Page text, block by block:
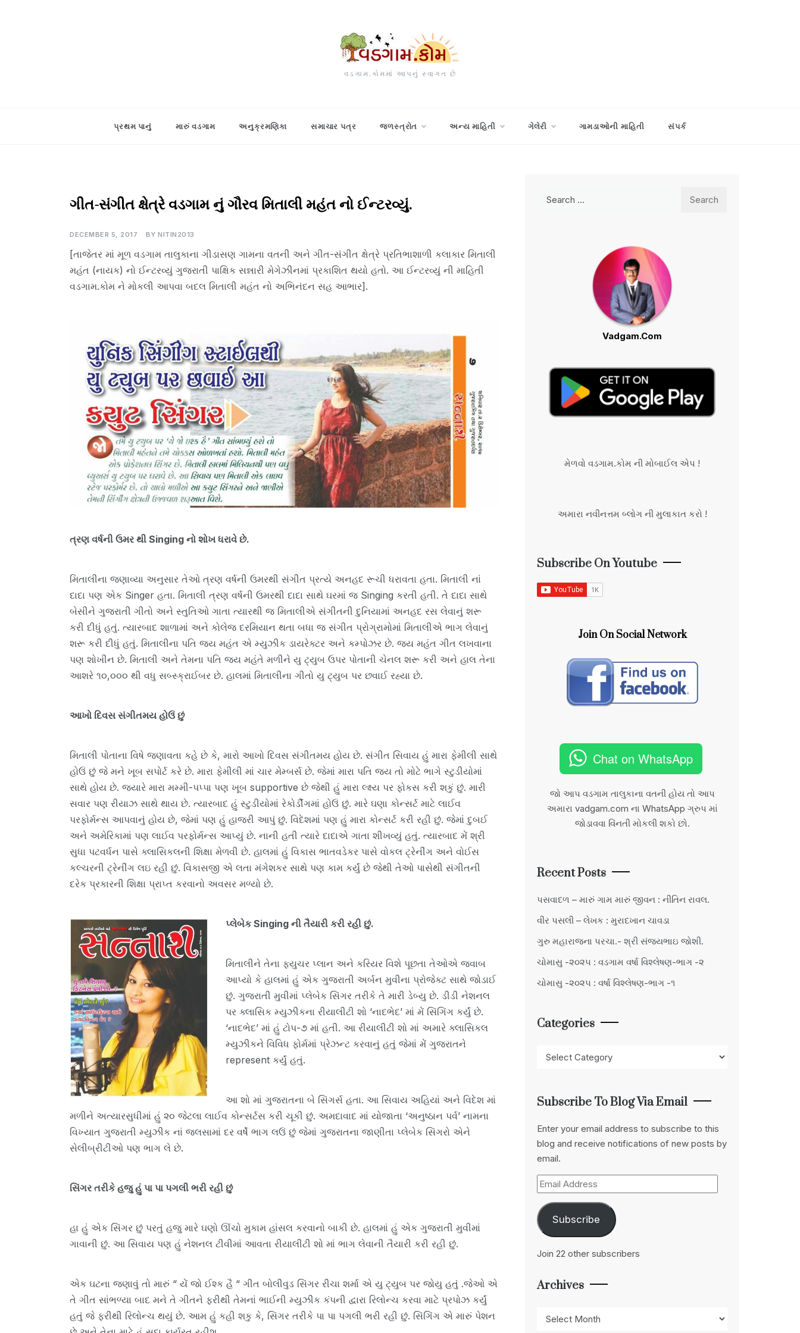
વડગામ.કોમમાં આપનું સ્વાગત છે
પ્રથમ પાનું મારું વડગામ અનુક્રમણિકા સમાચાર પત્ર જળસ્ત્રોત અન્ય માહિતી ગેલેરી ગામડાઓની માહિતી સંપર્ક
વિશેષ
ગીત-સંગીત ક્ષેત્રે વડગામ નું ગૌરવ મિતાલી મહંત નો ઈન્ટરવ્યું.
DECEMBER 5, 2017 BY NITIN2013
[તાજેતર માં મૂળ વડગામ તાલુકાના ગીડાસણ ગામના વતની અને ગીત-સંગીત ક્ષેત્રે પ્રતિભાશાળી કલાકાર મિતાલી
મહંત (નાયક) નો ઈન્ટરવ્યું ગુજરાતી પાક્ષિક સન્નારી મેગેઝીનમાં પ્રકાશિત થયો હતો. આ ઈન્ટરવ્યું ની માહિતી
વડગામ.કોમ ને મોકલી આપવા બદલ મિતાલી મહંત નો અભિનંદન સહ આભાર].
ત્રણ વર્ષની ઉમર થી Singing નો શોખ ધરાવે છે.
મિતાલીના જણાવ્યા અનુસાર તેઓ ત્રણ વર્ષની ઉમરથી સંગીત પ્રત્યે અનહદ રૂચી ધરાવતા હતા. મિતાલી નાં
દાદા પણ એક Singer હતા. મિતાલી ત્રણ વર્ષની ઉમરથી દાદા સાથે ઘરમાં જ Singing કરતી હતી. તે દાદા સાથે
બેસીને ગુજરાતી ગીતો અને સ્તુતિઓ ગાતા ત્યારથી જ મિતાલીએ સંગીતની દુનિયામાં અનહદ રસ લેવાનું શરૂ
કરી દીધું હતું. ત્યારબાદ શાળામાં અને કોલેજ દરમિયાન થતા બધા જ સંગીત પ્રોગ્રામોમાં મિતાલીએ ભાગ લેવાનું
શરૂ કરી દીધું હતું. મિતાલીના પતિ જય મહંત એ મ્યુઝીક ડાયરેક્ટર અને કમ્પોઝર છે. જય મહંત ગીત લખવાના
પણ શોખીન છે. મિતાલી અને તેમના પતિ જય મહંતે મળીને યુ ટ્યુબ ઉપર પોતાની ચેનલ શરૂ કરી અને હાલ તેના
આશરે ૧૦,૦૦૦ થી વધુ સબ્સ્ક્રાઈબર છે. હાલમાં મિતાલીના ગીતો યુ ટ્યુબ પર છવાઈ રહ્યા છે.
આખો દિવસ સંગીતમય હોઉં છું
મિતાલી પોતાના વિષે જણાવતા કહે છે કે, મારો આખો દિવસ સંગીતમય હોય છે. સંગીત સિવાય હું મારા ફેમીલી સાથે
હોઉં છું જે મને ખૂબ સપોર્ટ કરે છે. મારા ફેમીલી માં ચાર મેમ્બર્સ છે. જેમાં મારા પતિ જય તો મોટે ભાગે સ્ટુડીયોમાં
સાથે હોય છે. જ્યારે મારા મમ્મી-પપ્પા પણ ખૂબ supportive છે જેથી હું મારા લ્ક્ષ્ય પર ફોકસ કરી શકું છું. મારી
સવાર પણ રીયાઝ સાથે થાય છે. ત્યારબાદ હું સ્ટુડીયોમાં રેકોર્ડીંગમાં હોઉં છું. મારે ઘણા કોન્સર્ટ માટે લાઈવ
પરફોર્મન્સ આપવાનું હોય છે, જેમાં પણ હું હાજરી આપું છું. વિદેશમાં પણ હું મારા કોન્સર્ટ કરી રહી છું. જેમાં દુબઈ
અને અમેરિકામાં પણ લાઈવ પરફોર્મન્સ આપ્યું છે. નાની હતી ત્યારે દાદાએ ગાતા શીખવ્યું હતું. ત્યારબાદ મેં શ્રી
સુધા પટવર્ધન પાસે ક્લાસિકલની શિક્ષા મેળવી છે. હાલમાં હું વિકાસ ભાતવડેકર પાસે વોકલ ટ્રેનીંગ અને વોઈસ
કલ્ચરની ટ્રેનીંગ લઇ રહી છું. વિકાસજી એ લતા મંગેશકર સાથે પણ કામ કર્યું છે જેથી તેઓ પાસેથી સંગીતની
દરેક પ્રકારની શિક્ષા પ્રાપ્ત કરવાનો અવસર મળ્યો છે.
પ્લેબેક Singing ની તૈયારી કરી રહી છું.
મિતાલીને તેના ફ્યુચર પ્લાન અને કરિયર વિશે પૂછતા તેઓએ જવાબ
આપ્યો કે હાલમાં હું એક ગુજરાતી અર્બન મુવીના પ્રોજેક્ટ સાથે જોડાઈ
છું. ગુજરાતી મુવીમાં પ્લેબેક સિંગર તરીકે તે મારી ડેબ્યુ છે. ડીડી નેશનલ
પર ક્લાસિક મ્યુઝીકના રીયાલીટી શો ‘નાદભેદ’ માં મેં સિંગિંગ કર્યું છે.
‘નાદભેદ’ માં હું ટોપ-૭ માં હતી. આ રીયાલીટી શો માં અમારે ક્લાસિકલ
મ્યુઝીકને વિવિધ ફોર્મમાં પ્રેઝન્ટ કરવાનું હતું જેમાં મેં ગુજરાતને
represent કર્યું હતું.
આ શો માં ગુજરાતના બે સિંગર્સ હતા. આ સિવાય અહિયાં અને વિદેશ માં
મળીને અત્યારસુધીમાં હું ૨૦ જેટલા લાઈવ કોન્સર્ટસ કરી ચૂકી છું. અમદાવાદ માં યોજાતા ‘અનુષ્ઠાન પર્વ’ નામના
વિખ્યાત ગુજરાતી મ્યુઝીક નાં જલસામાં દર વર્ષે ભાગ લઉં છું જેમાં ગુજરાતના જાણીતા પ્લેબેક સિંગરો એને
સેલીબ્રીટીઓ પણ ભાગ લે છે.
સિંગર તરીકે હજુ હું પા પા પગલી ભરી રહી છું
હા હું એક સિંગર છું પરતું હજુ મારે ઘણો ઊંચો મુકામ હાંસલ કરવાનો બાકી છે. હાલમાં હું એક ગુજરાતી મુવીમાં
ગાવાની છું. આ સિવાય પણ હું નેશનલ ટીવીમાં આવતા રીયાલીટી શો માં ભાગ લેવાની તૈયારી કરી રહી છું.
એક ઘટના જણાવું તો મારું “ યેં જો ઈશ્ક હૈ “ ગીત બોલીવુડ સિંગર રીચા શર્મા એ યુ ટ્યુબ પર જોયુ હતું .જેઓ એ
તે ગીત સાંભળ્યા બાદ મને તે ગીતને ફરીથી તેમનાં ભાઈની મ્યુઝીક કંપની દ્વારા રિલોન્ચ કરવા માટે પ્રપોઝ કર્યું
હતું જે ફરીથી રિલોન્ચ થયું છે. આમ હું કહી શકુ કે, સિંગર તરીકે પા પા પગલી ભરી રહી છું. સિંગિંગ એ મારું પેશન
Vadgam.Com
મેળવો વડગામ.કોમ ની મોબાઈલ એપ !
અમારા નવીનત્તમ બ્લોગ ની મુલાકાત કરો !
Subscribe On Youtube
Join On Social Network
Chat on WhatsApp
જો આપ વડગામ તાલુકાના વતની હોય તો આપ
અમારા vadgam.com ના WhatsApp ગ્રુપ માં
જોડાવવા વિંનતી મોકલી શકો છો.
Recent Posts
પસવાદળ – મારું ગામ મારું જીવન : નીતિન રાવલ.
વીર પસલી – લેખક : મુરાદખાન ચાવડા
ગુરુ મહારાજના પરચા.- શ્રી સંજયભાઇ જોશી.
ચોમાસુ -૨૦૨૫ : વડગામ વર્ષા વિશ્લેષણ-ભાગ -૨
ચોમાસુ -૨૦૨૫ : વર્ષા વિશ્લેષણ-ભાગ -૧
Categories
Subscribe To Blog Via Email
Enter your email address to subscribe to this
blog and receive notifications of new posts by
email.
Email
Address
Subscribe
Join 22 other subscribers
Archives